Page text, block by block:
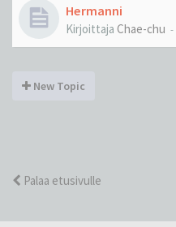
Hermanni
Kirjoittaja Chae-chu -
New Topic
Palaa etusivulle